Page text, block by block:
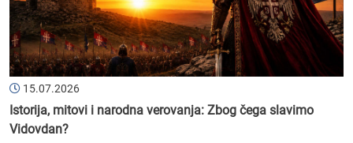
15.07.2026
Istorija, mitovi i narodna verovanja: Zbog čega slavimo
Vidovdan?